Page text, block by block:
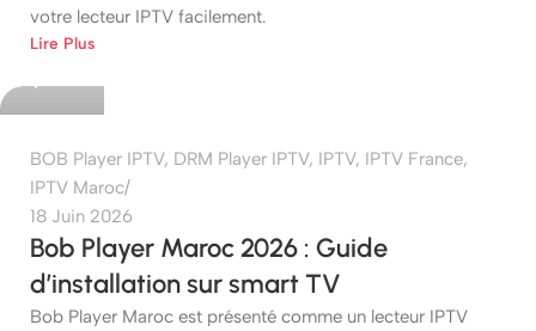
votre lecteur IPTV facilement.
Lire Plus
etshop
BOB Player IPTV, DRM Player IPTV, IPTV, IPTV France,
IPTV Maroc
18 Juin 2026
Bob Player Maroc 2026 : Guide
d’installation sur smart TV
Bob Player Maroc est présenté comme un lecteur IPTV